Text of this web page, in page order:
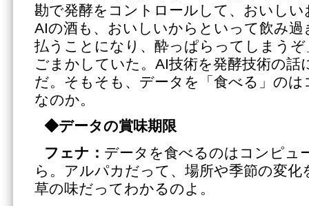
勘で発酵をコントロールして、おいし
AIの酒も、おいしいからといって飲み過
払うことになり、酔っぱらってしまう
ごまかしていた。AI技術を発酵技術の話
だ。そもそも、データを「食べる」の
なのか。
◆データの賞味期限
フェナ： データを食べるのはコンピュ
ら。アルパカだって、場所や季節の変
草の味だってわかるのよ。